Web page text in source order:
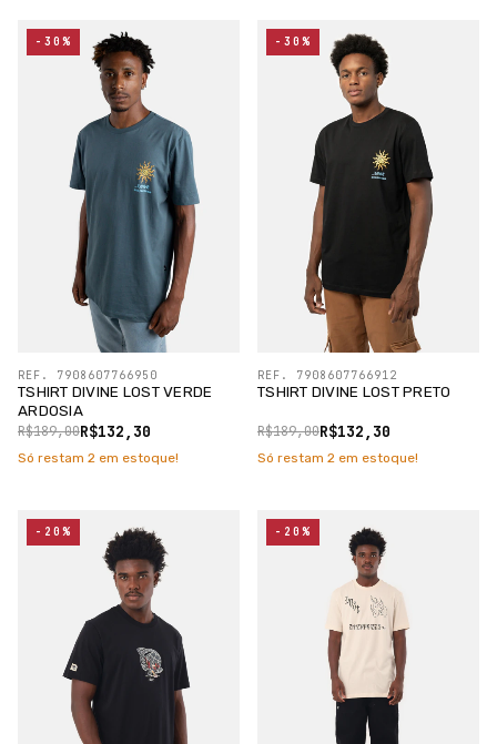
TSHIRT DIVINE LOST VERDE
ARDOSIA
R$132,30
R$189,00
REF. 7908607766950
-30%
Só restam 2 em estoque!
TSHIRT DIVINE LOST PRETO
R$132,30
R$189,00
REF. 7908607766912
-30%
Só restam 2 em estoque!
-20% -20%